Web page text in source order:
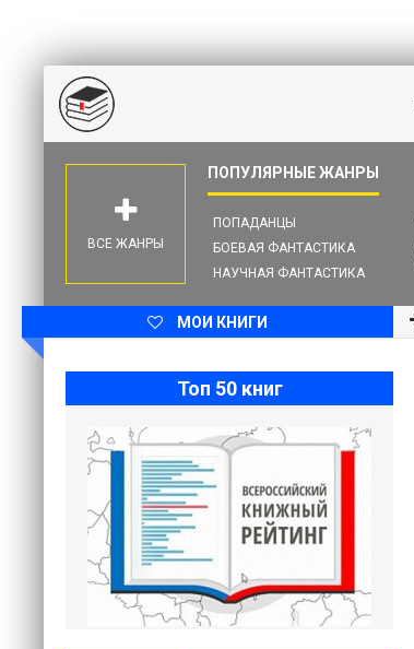
ПОПАДАНЦЫ
БОЕВАЯ ФАНТАСТИКА
НАУЧНАЯ ФАНТАСТИКА
ВСЕ ЖАНРЫ
МОИ КНИГИ
Топ 50 книг